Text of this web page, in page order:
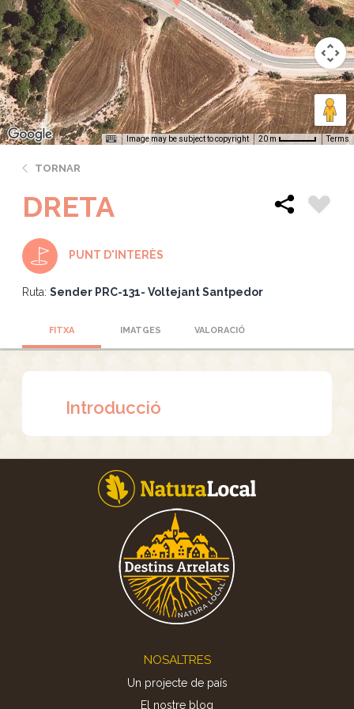
Image may be subject to copyright 20 m Terms
TORNAR
DRETA
PUNT D'INTERÈS
Ruta: Sender PRC-131- Voltejant Santpedor
FITXA IMATGES VALORACIÓ
Introducció
NOSALTRES
Un projecte de país
El nostre blog